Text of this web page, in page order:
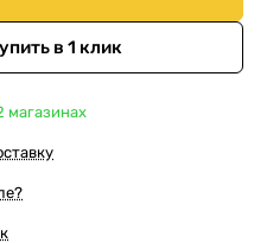
в 1 клик
магазинах